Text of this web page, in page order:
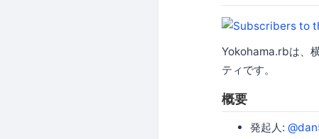
Yokohama.rbは、
ティです。
概要
発起人: